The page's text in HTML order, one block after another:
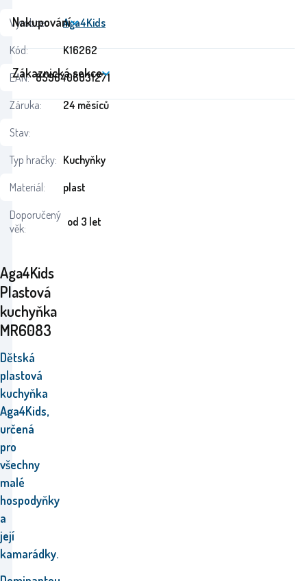
Aga4Kids
Plastová
kuchyňka
MR6083
Dětská
plastová
kuchyňka
Aga4Kids,
určená
pro
všechny
malé
hospodyňky
a
její
kamarádky.
Výrobce:
Aga4Kids
Kód:
K16262
EAN: 8596406031271
Záruka:
24 měsíců
Stav:
Typ hračky: Kuchyňky
Materiál:
plast
Doporučený
věk:
od 3 let
Nakupování
Zákaznická sekce